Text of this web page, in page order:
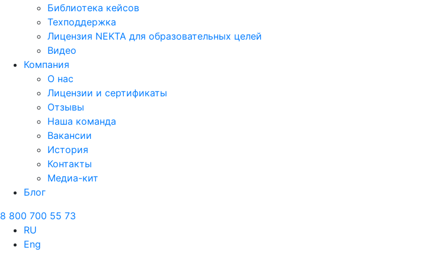
Библиотека кейсов
Техподдержка
Лицензия NEKTA для образовательных целей
Видео
Компания
О нас
Лицензии и сертификаты
Отзывы
Наша команда
Вакансии
История
Контакты
Медиа-кит
Блог
8 800 700 55 73
RU
Eng